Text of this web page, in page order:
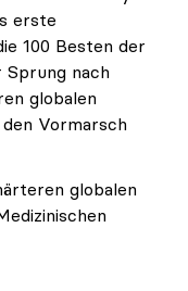
erste
100 Besten der
nach
globalen
Vormarsch
globalen
geben